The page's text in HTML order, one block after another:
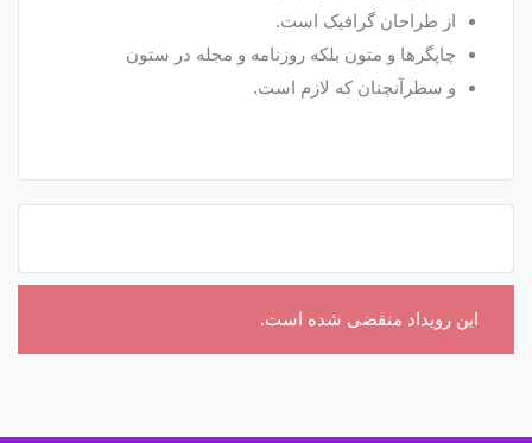
از طراحان گرافیک است.
چاپگرها و متون بلکه روزنامه و مجله در ستون
و سطرآنچنان که لازم است.
این رویداد منقضی شده است.